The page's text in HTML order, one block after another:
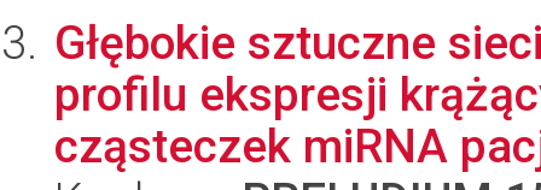
Głębokie sztuczne
profilu ekspresji
cząsteczek miRNA